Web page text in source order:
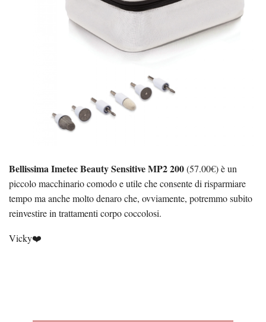
Bellissima Imetec Beauty Sensitive MP2 200(57.00€) è un
piccolo macchinario comodo e utile che consente di risparmiare
tempo ma anche molto denaro che, ovviamente, potremmo subito
reinvestire in trattamenti corpo coccolosi.
Vicky❤️